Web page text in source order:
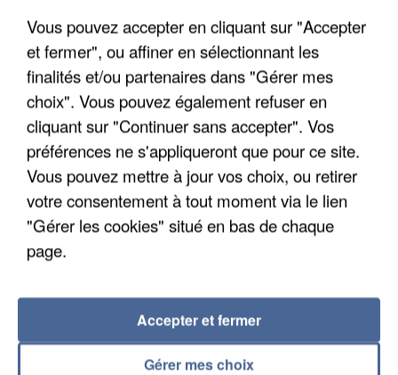
APRÈS TOUTES CES CANICULES, LES REFUGES
DE FAUNE SAUVAGE SONT...
Vous pouvez accepter en cliquant sur "Accepter
et fermer", ou affiner en sélectionnant les
finalités et/ou partenaires dans "Gérer mes
choix". Vous pouvez également refuser en
cliquant sur "Continuer sans accepter". Vos
préférences ne s'appliqueront que pour ce site.
Vous pouvez mettre à jour vos choix, ou retirer
votre consentement à tout moment via le lien
"Gérer les cookies" situé en bas de chaque
page.
Gérer mes choix
Accepter et fermer